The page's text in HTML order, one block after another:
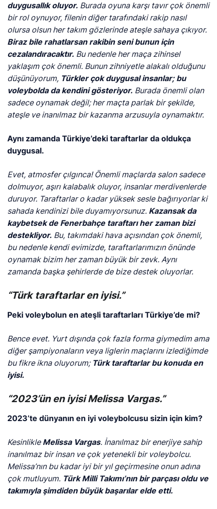
duygusallık oluyor. Burada oyuna karşı tavır çok önemli
bir rol oynuyor, filenin diğer tarafındaki rakip nasıl
olursa olsun her takım gözlerinde ateşle sahaya çıkıyor.
Biraz bile rahatlarsan rakibin seni bunun için
cezalandıracaktır. Bu nedenle her maça zihinsel
yaklaşım çok önemli. Bunun zihniyetle alakalı olduğunu
düşünüyorum, Türkler çok duygusal insanlar; bu
voleybolda da kendini gösteriyor. Burada önemli olan
sadece oynamak değil; her maçta parlak bir şekilde,
ateşle ve inanılmaz bir kazanma arzusuyla oynamaktır.
Aynı zamanda Türkiye’deki taraftarlar da oldukça
duygusal.
Evet, atmosfer çılgınca! Önemli maçlarda salon sadece
dolmuyor, aşırı kalabalık oluyor, insanlar merdivenlerde
duruyor. Taraftarlar o kadar yüksek sesle bağırıyorlar ki
sahada kendinizi bile duyamıyorsunuz. Kazansak da
kaybetsek de Fenerbahçe taraftarı her zaman bizi
destekliyor. Bu, takımdaki hava açısından çok önemli,
bu nedenle kendi evimizde, taraftarlarımızın önünde
oynamak bizim her zaman büyük bir zevk. Aynı
zamanda başka şehirlerde de bize destek oluyorlar.
“Türk taraftarlar en iyisi.”
Peki voleybolun en ateşli taraftarları Türkiye’de mi?
Bence evet. Yurt dışında çok fazla forma giymedim ama
diğer şampiyonaların veya liglerin maçlarını izlediğimde
bu fikre ikna oluyorum; Türk taraftarlar bu konuda en
iyisi.
“2023’ün en iyisi Melissa Vargas.”
2023’te dünyanın en iyi voleybolcusu sizin için kim?
Kesinlikle Melissa Vargas. İnanılmaz bir enerjiye sahip
inanılmaz bir insan ve çok yetenekli bir voleybolcu.
Melissa’nın bu kadar iyi bir yıl geçirmesine onun adına
çok mutluyum. Türk Milli Takımı’nın bir parçası oldu ve
takımıyla şimdiden büyük başarılar elde etti.